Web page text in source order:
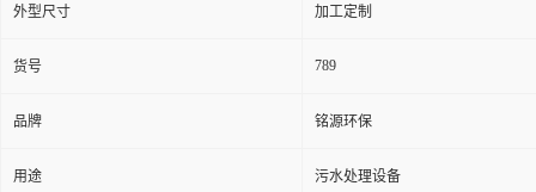
外型尺寸 加工定制
货号 789
品牌 铭源环保
用途 污水处理设备